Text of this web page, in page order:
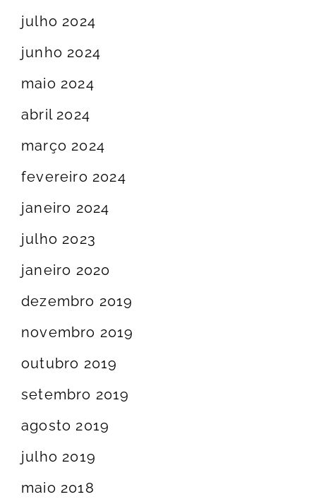
julho 2024
junho 2024
maio 2024
abril 2024
março 2024
fevereiro 2024
janeiro 2024
julho 2023
janeiro 2020
dezembro 2019
novembro 2019
outubro 2019
setembro 2019
agosto 2019
julho 2019
maio 2018